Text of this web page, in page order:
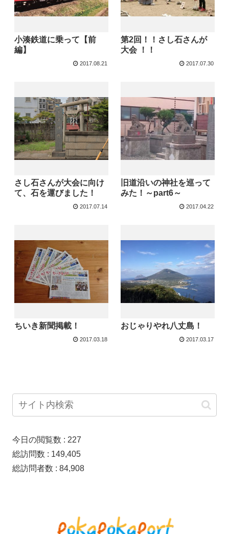
小湊鉄道に乗って【前
編】
2017.08.21
第2回！！さし石さんが
大会 ！！
2017.07.30
さし石さんが大会に向け
て、石を運びました！
2017.07.14
旧道沿いの神社を巡って
みた！～part6～
2017.04.22
ちいき新聞掲載！
2017.03.18
おじゃりやれ八丈島！
2017.03.17
今日の閲覧数 : 227
総訪問数 : 149,405
総訪問者数 : 84,908